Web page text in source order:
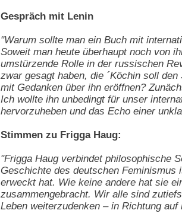
Gespräch mit Lenin
"Warum sollte man ein Buch mit
Soweit man heute überhaupt noch von
umstürzende Rolle in der russischen
zwar gesagt haben, die ´Köchin soll
mit Gedanken über ihn eröffnen?
Ich wollte ihn unbedingt für unser
hervorzuheben und das Echo einer
Stimmen zu Frigga Haug:
"Frigga Haug verbindet philosophische
Geschichte des deutschen Feminismus
erweckt hat. Wie keine andere hat sie
zusammengebracht. Wir alle sind
Leben weiterzudenken – in Richtung